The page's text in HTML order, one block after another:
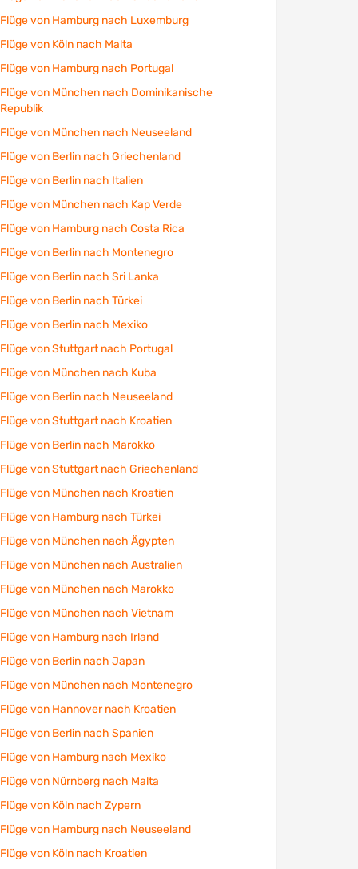
Flüge von Hamburg nach Luxemburg
Flüge von Köln nach Malta
Flüge von Hamburg nach Portugal
Flüge von München nach Dominikanische
Republik
Flüge von München nach Neuseeland
Flüge von Berlin nach Griechenland
Flüge von Berlin nach Italien
Flüge von München nach Kap Verde
Flüge von Hamburg nach Costa Rica
Flüge von Berlin nach Montenegro
Flüge von Berlin nach Sri Lanka
Flüge von Berlin nach Türkei
Flüge von Berlin nach Mexiko
Flüge von Stuttgart nach Portugal
Flüge von München nach Kuba
Flüge von Berlin nach Neuseeland
Flüge von Stuttgart nach Kroatien
Flüge von Berlin nach Marokko
Flüge von Stuttgart nach Griechenland
Flüge von München nach Kroatien
Flüge von Hamburg nach Türkei
Flüge von München nach Ägypten
Flüge von München nach Australien
Flüge von München nach Marokko
Flüge von München nach Vietnam
Flüge von Hamburg nach Irland
Flüge von Berlin nach Japan
Flüge von München nach Montenegro
Flüge von Hannover nach Kroatien
Flüge von Berlin nach Spanien
Flüge von Hamburg nach Mexiko
Flüge von Nürnberg nach Malta
Flüge von Köln nach Zypern
Flüge von Hamburg nach Neuseeland
Flüge von Köln nach Kroatien